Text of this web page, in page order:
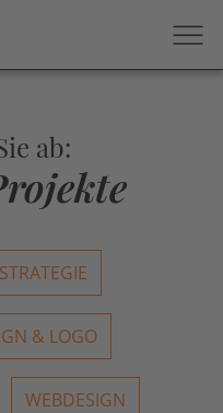
ab:
& LOGO
WEBDESIGN